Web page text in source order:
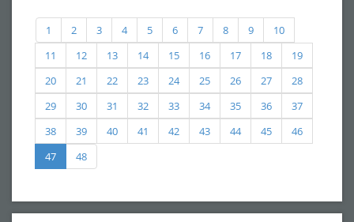
1 2 3 4 5 6 7 8 9
10
11
12 13 14 15 16 17 18
19
20
21 22 23 24 25 26 27
28
29
30 31 32 33 34 35 36
37
38
39 40 41 42 43 44 45
46
47
48